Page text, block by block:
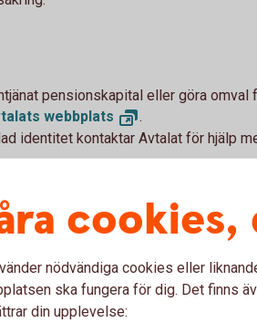
pensionskapital eller göra omval
webbplats
.
identitet kontaktar Avtalat för hjälp
nödvändiga cookies eller
ska fungera för dig. Det finns
din upplevelse: